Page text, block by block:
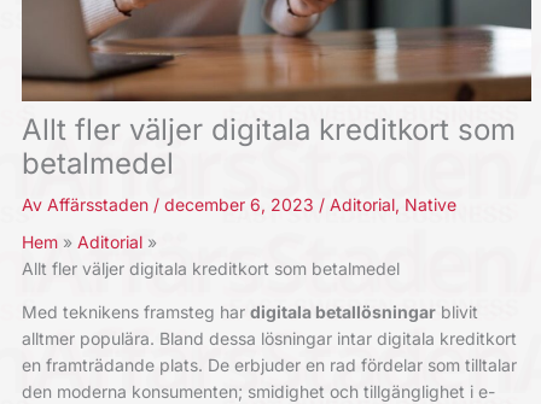
Allt fler väljer digitala kreditkort som
betalmedel
Av Affärsstaden / december 6, 2023 / Aditorial, Native
Hem
Aditorial
Allt fler väljer digitala kreditkort som betalmedel
Med teknikens framsteg har digitala betallösningarblivit
alltmer populära. Bland dessa lösningar intar digitala kreditkort
en framträdande plats. De erbjuder en rad fördelar som tilltalar
den moderna konsumenten; smidighet och tillgänglighet i e-